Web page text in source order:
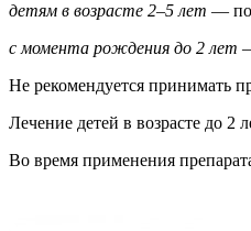
детям в возрасте 2–5 лет — по
с момента рождения до 2 лет
Не рекомендуется принимать
Лечение детей в возрасте до 2
Во время применения